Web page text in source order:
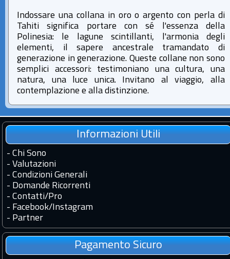
Indossare una collana in oro o argento con perla di
Tahiti significa portare con sé l'essenza della
Polinesia: le lagune scintillanti, l'armonia degli
elementi, il sapere ancestrale tramandato di
generazione in generazione. Queste collane non sono
semplici accessori: testimoniano una cultura, una
natura, una luce unica. Invitano al viaggio, alla
contemplazione e alla distinzione.
Informazioni Utili
- Chi Sono
- Valutazioni
- Condizioni Generali
- Domande Ricorrenti
- Contatti/Pro
- Facebook/Instagram
- Partner
Pagamento Sicuro